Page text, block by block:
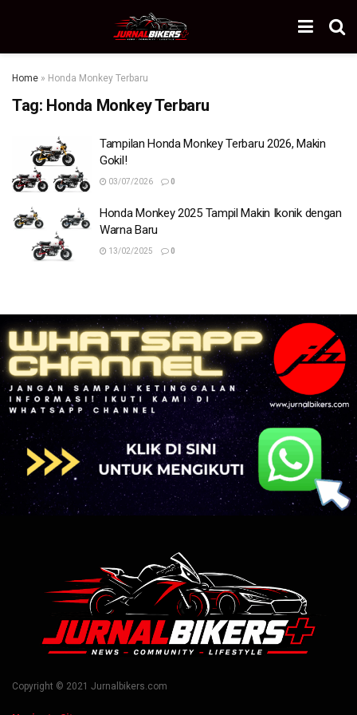
Home » Honda Monkey Terbaru
Tag: Honda Monkey Terbaru
Tampilan Honda Monkey Terbaru 2026, Makin
Gokil!
03/07/2026 0
Honda Monkey 2025 Tampil Makin Ikonik dengan
Warna Baru
13/02/2025 0
Copyright © 2021 Jurnalbikers.com